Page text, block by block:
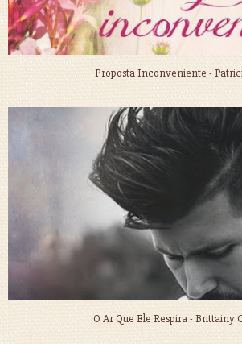
Proposta Inconveniente -
O Ar Que Ele Respira - Brittainy